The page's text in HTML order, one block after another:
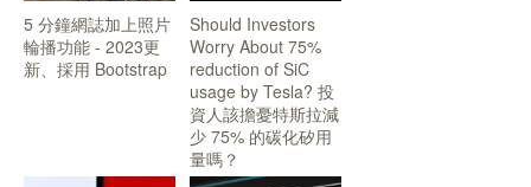
5 分鐘網誌加上照片
輪播功能 - 2023更
新、採用 Bootstrap
Should Investors
Worry About 75%
reduction of SiC
usage by Tesla? 投
資人該擔憂特斯拉減
少 75% 的碳化矽用
量嗎？